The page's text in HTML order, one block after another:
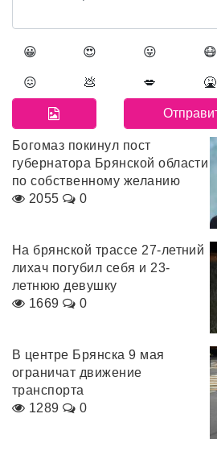
😀 😍 😛 😷
😖 💩 💋 🤮
Богомаз покинул пост
губернатора Брянской области
по собственному желанию
2055
0
На брянской трассе 27-летний
лихач погубил себя и 23-
летнюю девушку
1669
0
В центре Брянска 9 мая
ограничат движение
транспорта
1289
0